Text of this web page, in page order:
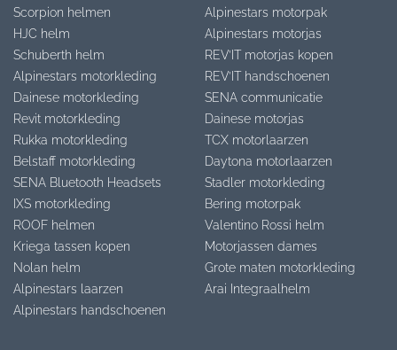
Scorpion helmen
HJC helm
Schuberth helm
Alpinestars motorkleding
Dainese motorkleding
Revit motorkleding
Rukka motorkleding
Belstaff motorkleding
SENA Bluetooth Headsets
IXS motorkleding
ROOF helmen
Kriega tassen kopen
Nolan helm
Alpinestars laarzen
Alpinestars handschoenen
Alpinestars motorpak
Alpinestars motorjas
REV’IT motorjas kopen
REV’IT handschoenen
SENA communicatie
Dainese motorjas
TCX motorlaarzen
Daytona motorlaarzen
Stadler motorkleding
Bering motorpak
Valentino Rossi helm
Motorjassen dames
Grote maten motorkleding
Arai Integraalhelm